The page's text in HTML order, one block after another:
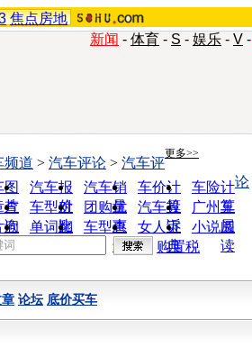
焦点房地
新闻 - 体育 - S - 娱乐 - V -
更多>>
图
片
汽车报
价
汽车销
量
车价计
算
车险计
算
查
询
车型对
比
团购优
惠
汽车投
诉
广州车
展
欣
赏
单词翻
车型查
询
女人宝
典
小说阅
读
频道 > 汽车评论 > 汽车评
论
购置税
论坛 底价买车